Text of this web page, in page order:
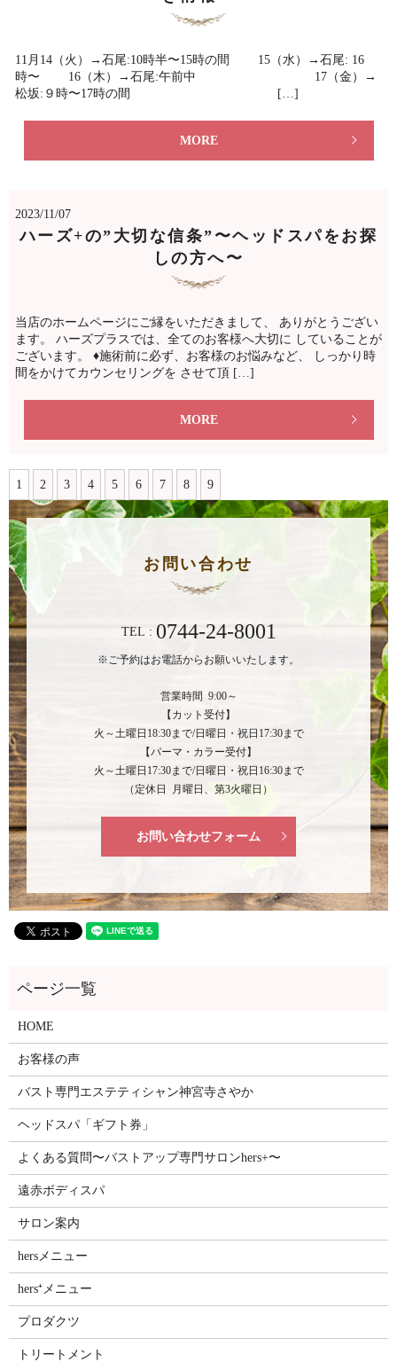
11月14（火）→石尾:10時半〜15時の間 15（水）→石尾: 16
時〜 16（木）→石尾:午前中 17（金）→
松坂:９時〜17時の間 […]
MORE
2023/11/07
ハーズ+の”大切な信条”〜ヘッドスパをお探
しの方へ〜
当店のホームページにご縁をいただきまして、 ありがとうござい
ます。 ハーズプラスでは、全てのお客様へ大切に していることが
ございます。 ♦施術前に必ず、お客様のお悩みなど、 しっかり時
間をかけてカウンセリングを させて頂 […]
MORE
1 2 3 4 5 6 7 8 9
お問い合わせ
TEL : 0744-24-8001
※ご予約はお電話からお願いいたします。
営業時間 9:00～
【カット受付】
火～土曜日18:30まで/日曜日・祝日17:30まで
【パーマ・カラー受付】
火～土曜日17:30まで/日曜日・祝日16:30まで
（定休日 月曜日、第3火曜日）
お問い合わせフォーム
HOME
お客様の声
バスト専門エステティシャン神宮寺さやか
ヘッドスパ「ギフト券」
よくある質問〜バストアップ専門サロンhers+〜
遠赤ボディスパ
サロン案内
hersメニュー
hers⁺メニュー
プロダクツ
トリートメント